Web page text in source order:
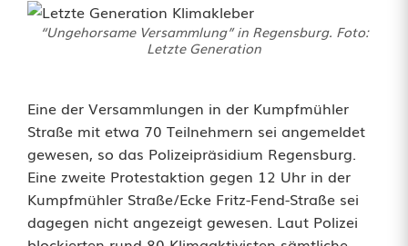
O
e
A
n
k
“Ungehorsame Versammlung” in Regensburg. Foto:
Letzte Generation
Eine der Versammlungen in der Kumpfmühler
Straße mit etwa 70 Teilnehmern sei angemeldet
gewesen, so das Polizeipräsidium Regensburg.
Eine zweite Protestaktion gegen 12 Uhr in der
Kumpfmühler Straße/Ecke Fritz-Fend-Straße sei
dagegen nicht angezeigt gewesen. Laut Polizei